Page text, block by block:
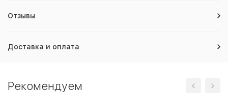
Отзывы
Доставка и оплата
Рекомендуем